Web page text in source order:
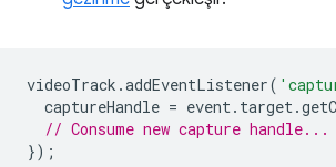
videoTrack .addEventListener(
captureHandle = event . target .
// Consume new capture handle...
});